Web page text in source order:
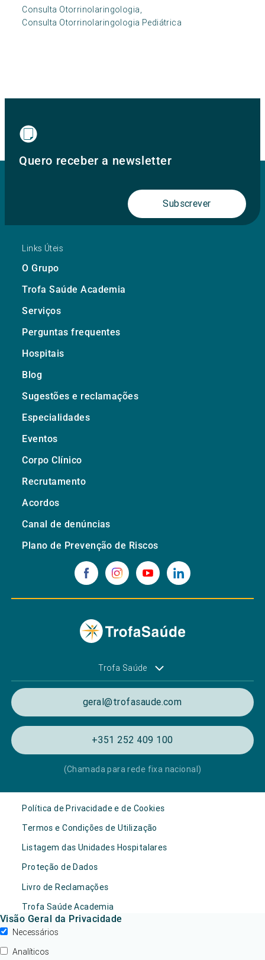
Consulta Otorrinolaringologia,
Consulta Otorrinolaringologia Pediátrica
Quero receber a newsletter
Subscrever
Links Úteis
O Grupo
Trofa Saúde Academia
Serviços
Perguntas frequentes
Hospitais
Blog
Sugestões e reclamações
Especialidades
Eventos
Corpo Clínico
Recrutamento
Acordos
Canal de denúncias
Plano de Prevenção de Riscos
Trofa Saúde
geral@trofasaude.com
+351 252 409 100
(Chamada para rede fixa nacional)
Política de Privacidade e de Cookies
Termos e Condições de Utilização
Listagem das Unidades Hospitalares
Proteção de Dados
Livro de Reclamações
Trofa Saúde Academia
Visão Geral da Privacidade
Necessários
Analíticos